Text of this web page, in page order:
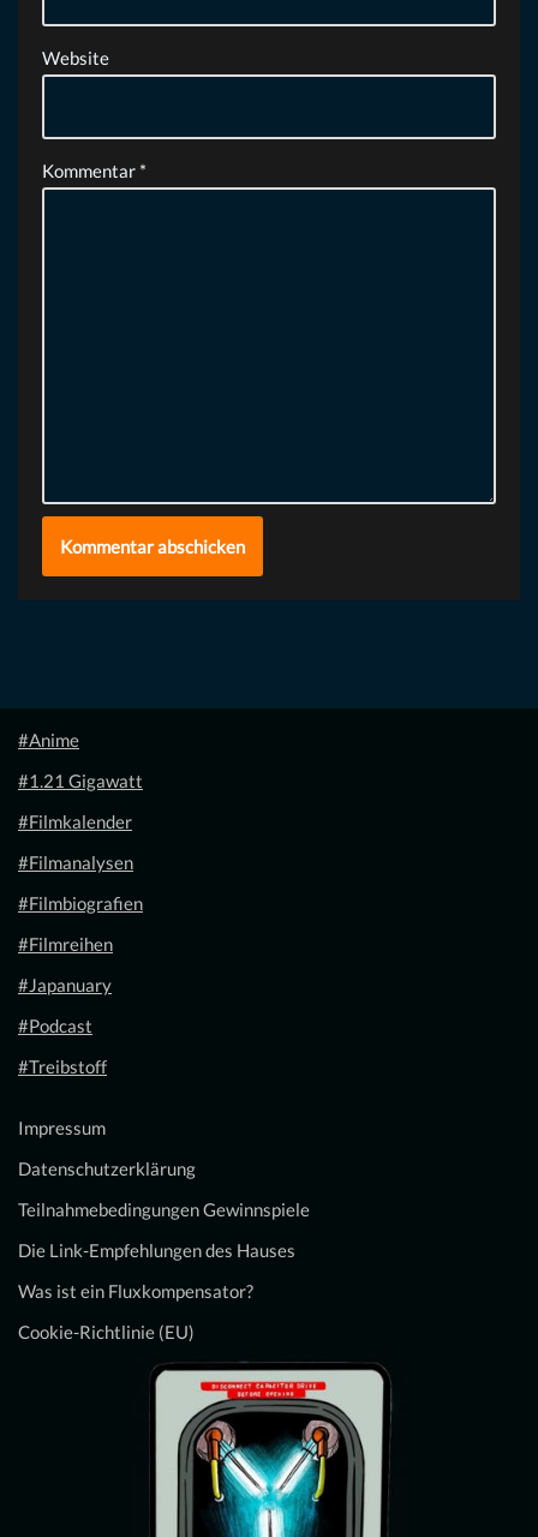
Website
Kommentar *
#Anime
#1.21 Gigawatt
#Filmkalender
#Filmanalysen
#Filmbiografien
#Filmreihen
#Japanuary
#Podcast
#Treibstoff
Impressum
Datenschutzerklärung
Teilnahmebedingungen Gewinnspiele
Die Link-Empfehlungen des Hauses
Was ist ein Fluxkompensator?
Cookie-Richtlinie (EU)